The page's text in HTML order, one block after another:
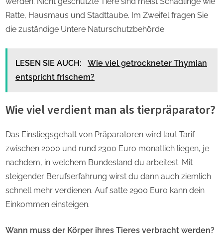
Ratte, Hausmaus und Stadttaube. Im Zweifel fragen Sie
die zuständige Untere Naturschutzbehörde.
LESEN SIE AUCH:
Wie viel getrockneter Thymian
entspricht frischem?
Wie viel verdient man als tierpräparator?
Das Einstiegsgehalt von Präparatoren wird laut Tarif
zwischen 2000 und rund 2300 Euro monatlich liegen, je
nachdem, in welchem Bundesland du arbeitest. Mit
steigender Berufserfahrung wirst du dann auch ziemlich
schnell mehr verdienen. Auf satte 2900 Euro kann dein
Einkommen einsteigen.
Wann muss der Körper ihres Tieres verbracht werden?